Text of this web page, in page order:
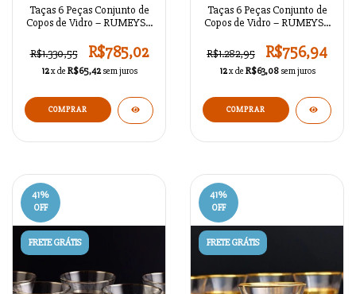
Taças 6 Peças Conjunto de
Copos de Vidro – RUMEYSA
R$1.330,55
R$785,02
12x de R$65,42 sem juros
Taças 6 Peças Conjunto de
Copos de Vidro – RUMEYSA
R$1.282,95
R$756,94
12x de R$63,08 sem juros
41%
OFF
FRETE GRÁTIS
41%
OFF
FRETE GRÁTIS